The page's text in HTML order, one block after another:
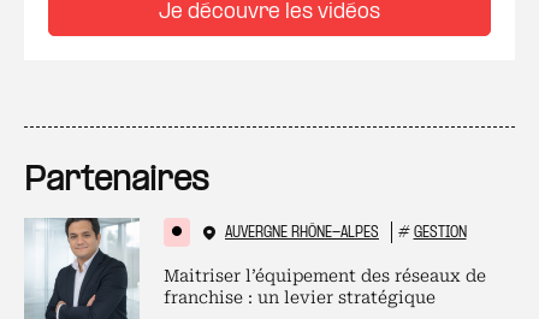
Je découvre les vidéos
Partenaires
AUVERGNE RHÔNE-ALPES # GESTION
Maitriser l’équipement des réseaux de
franchise : un levier stratégique